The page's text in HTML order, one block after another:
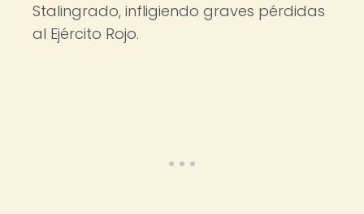
Stalingrado, infligiendo graves pérdidas
al Ejército Rojo.